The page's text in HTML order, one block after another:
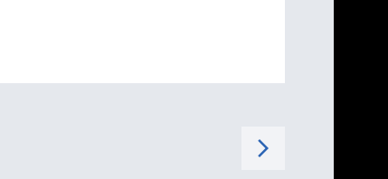
arrow_forward_ios